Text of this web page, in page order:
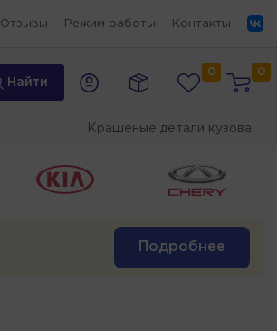
Отзывы Режим работы Контакты
Найти
0 0
Крашеные детали кузова
Подробнее